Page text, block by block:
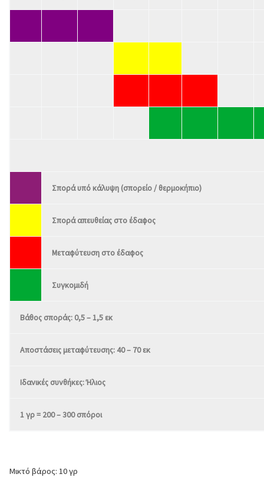
Σπορά υπό κάλυψη (σπορείο / θερμοκήπιο)
Σπορά απευθείας στο έδαφος
Μεταφύτευση στο έδαφος
Συγκομιδή
Βάθος σποράς: 0,5 – 1,5 εκ
Αποστάσεις μεταφύτευσης: 40 – 70 εκ
Ιδανικές συνθήκες: Ήλιος
1 γρ = 200 – 300 σπόροι
Μικτό βάρος: 10 γρ